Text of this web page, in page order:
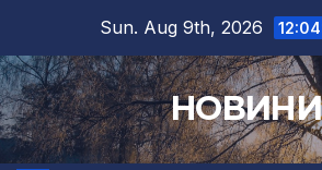
content
Sun. Aug 9th, 2026
НОВИНИ